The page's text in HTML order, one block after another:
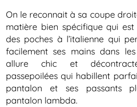
On le reconnait à sa coupe
matière bien spécifique qui
des poches à l’italienne qui
facilement ses mains dans
allure chic et
passepoilées qui habillent
pantalon et ses passants
pantalon lambda.